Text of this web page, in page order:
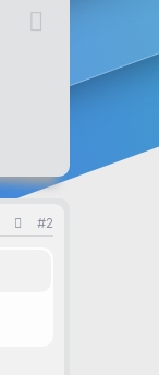
t
#2